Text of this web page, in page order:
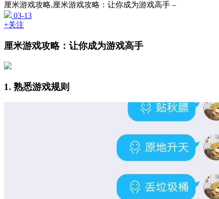
厘米游戏攻略,厘米游戏攻略：让你成为游戏高手 –
03-13
+关注
厘米游戏攻略：让你成为游戏高手
1. 熟悉游戏规则